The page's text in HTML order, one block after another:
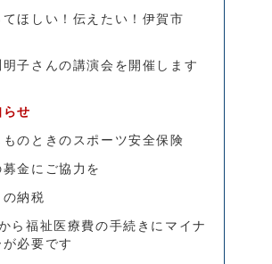
てほしい！伝えたい！伊賀市
明子さんの講演会を開催します
せ
ものときのスポーツ安全保険
募金にご協力を
の納税
ら福祉医療費の手続きにマイナ
が必要です